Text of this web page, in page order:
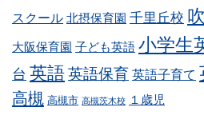
スクール 北摂保育園 千里丘校
大阪保育園 子ども英語 小学生
台 英語英語保育 英語子育て
高槻 高槻市 高槻茨木校 １歳児